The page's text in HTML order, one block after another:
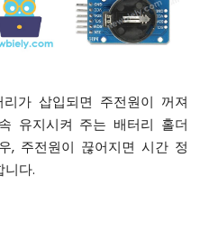
가 삽입되면 주전원이 꺼져
유지시켜 주는 배터리 홀더
, 주전원이 끊어지면 시간 정
다.